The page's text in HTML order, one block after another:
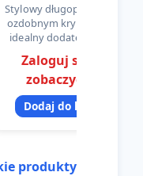
Stylowy długopis kulkowy z
ozdobnym kryształkiem to
idealny dodatek do biura,
drobny prezent. Wykonany
z lekkiego metalu,
dostępny w…
Zaloguj się, aby
zobaczyć cenę
Dodaj do koszyka
produkty